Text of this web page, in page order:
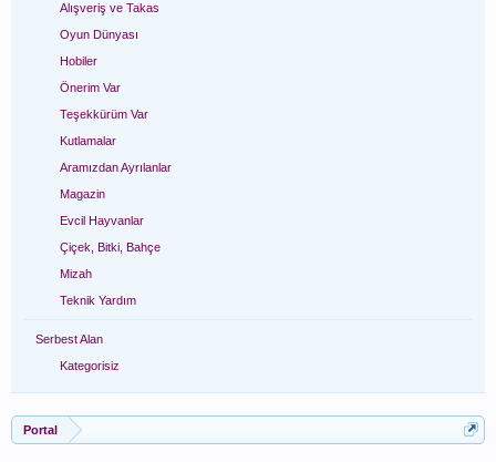
Alışveriş ve Takas
Oyun Dünyası
Hobiler
Önerim Var
Teşekkürüm Var
Kutlamalar
Aramızdan Ayrılanlar
Magazin
Evcil Hayvanlar
Çiçek, Bitki, Bahçe
Mizah
Teknik Yardım
Serbest Alan
Kategorisiz
Portal